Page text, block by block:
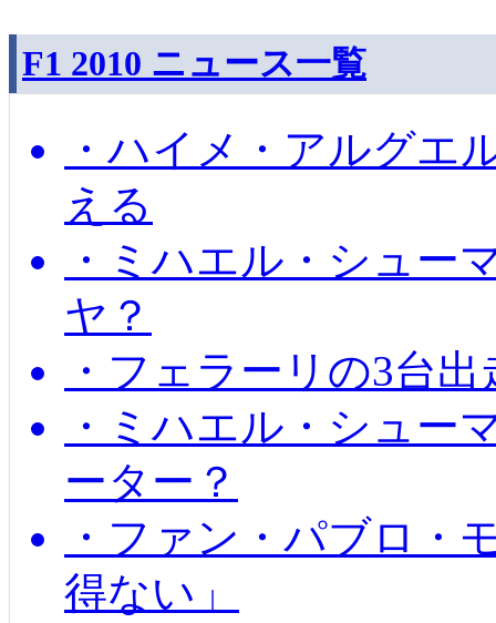
F1 2010 ニュース一覧
・ハイメ・アルグエ
える
・ミハエル・シュー
ヤ？
・フェラーリの3台
・ミハエル・シュー
ーター？
・ファン・パブロ・
得ない」